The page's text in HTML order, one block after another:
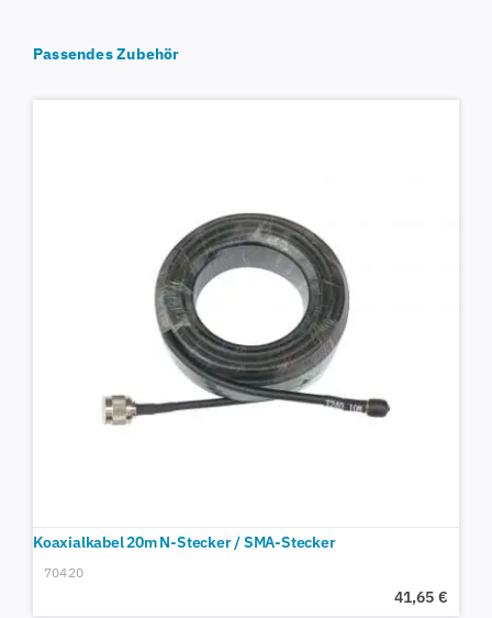
Passendes Zubehör
Koaxialkabel 20m N-Stecker / SMA-Stecker
70420
41,65 €